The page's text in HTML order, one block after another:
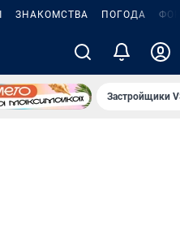
ЗНАКОМСТВА ПОГОДА
Застройщики